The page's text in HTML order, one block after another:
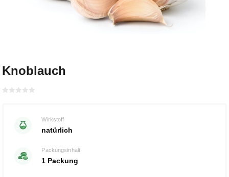
Knoblauch
Wirkstoff
natürlich
Packungsinhalt
1 Packung